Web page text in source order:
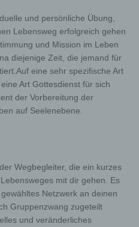
und persönliche Übung,
Lebensweg erfolgreich gehen
und Mission im Leben
diejenige Zeit, die jemand für
eine sehr spezifische Art
Art Gottesdienst für sich
der Vorbereitung der
auf Seelenebene.
Wegbegleiter, die ein kurzes
mit dir gehen. Es
Netzwerk an deinen
Gruppenzwang zugeteilt
und veränderliches